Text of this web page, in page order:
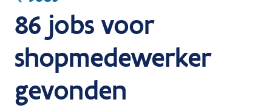
86 jobs voor
shopmedewerker
gevonden